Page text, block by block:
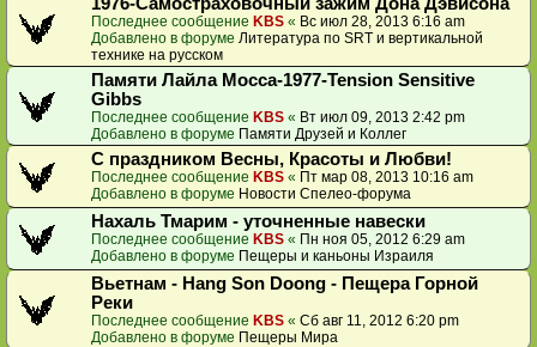
Последнее сообщение KBS « Вс июл 28, 2013 6:16 am
Добавлено в форуме Литература по SRT и вертикальной
технике на русском
Памяти Лайла Мосса-1977-Tension Sensitive
Gibbs
Последнее сообщение KBS « Вт июл 09, 2013 2:42 pm
Добавлено в форуме Памяти Друзей и Коллег
С праздником Весны, Красоты и Любви!
Последнее сообщение KBS « Пт мар 08, 2013 10:16 am
Добавлено в форуме Новости Спелео-форума
Нахаль Тмарим - уточненные навески
Последнее сообщение KBS « Пн ноя 05, 2012 6:29 am
Добавлено в форуме Пещеры и каньоны Израиля
Вьетнам - Hang Son Doong - Пещера Горной
Реки
Последнее сообщение KBS « Сб авг 11, 2012 6:20 pm
Добавлено в форуме Пещеры Мира